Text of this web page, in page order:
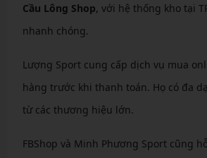
Cầu Lông Shop, với hệ thống kho tại
nhanh chóng.
Lượng Sport cung cấp dịch vụ mua
hàng trước khi thanh toán. Họ có đa
từ các thương hiệu lớn.
FBShop và Minh Phương Sport cũng